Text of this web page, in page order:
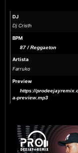
DJ
Dj Cristh
BPM
87 / Reggaeton
Artista
Farruko
Preview
https://
a-preview.mp3